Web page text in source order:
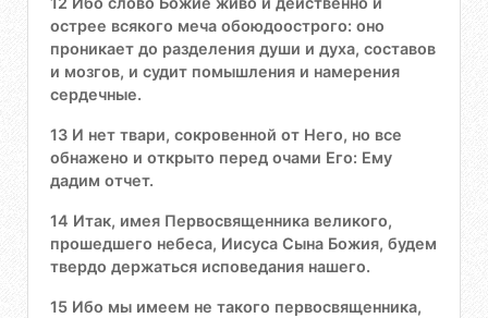
острее всякого меча обоюдоострого: оно
проникает до разделения души и духа, составов
и мозгов, и судит помышления и намерения
сердечные.
13 И нет твари, сокровенной от Него, но все
обнажено и открыто перед очами Его: Ему
дадим отчет.
14 Итак, имея Первосвященника великого,
прошедшего небеса, Иисуса Сына Божия, будем
твердо держаться исповедания нашего.
15 Ибо мы имеем не такого первосвященника,